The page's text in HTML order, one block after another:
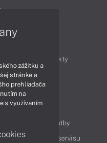
Produkty
Videá
doručenia a platby
služby Cenník servisu
zážitku a
stránke a
prehliadača
na
s využívaním